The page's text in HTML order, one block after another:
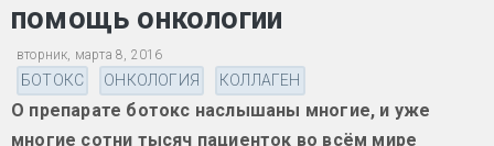
помощь онкологии
вторник, марта 8, 2016
БОТОКС ОНКОЛОГИЯ КОЛЛАГЕН
О препарате ботокс наслышаны многие, и уже
многие сотни тысяч пациенток во всём мире